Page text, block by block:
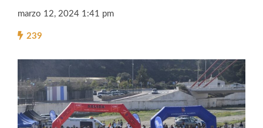
marzo 12, 2024 1:41 pm
239